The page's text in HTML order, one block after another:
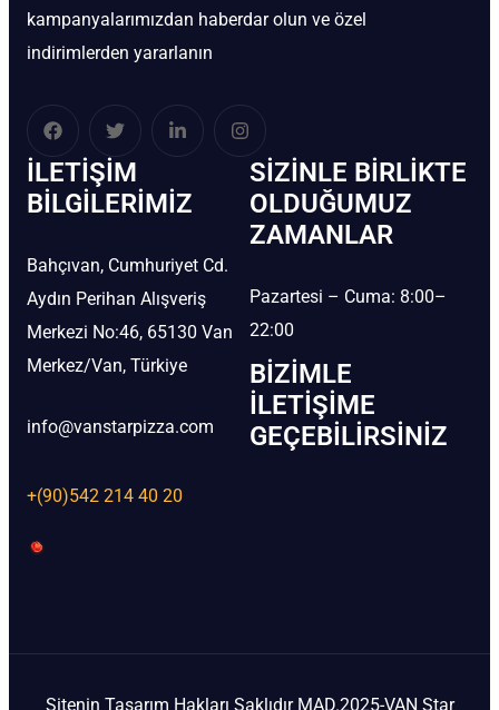
kampanyalarımızdan haberdar olun ve özel
indirimlerden yararlanın
İLETIŞIM
BİLGILERIMIZ
Bahçıvan, Cumhuriyet Cd.
Aydın Perihan Alışveriş
Merkezi No:46, 65130 Van
Merkez/Van, Türkiye
info@vanstarpizza.com
+(90)542 214 40 20
SIZINLE BIRLIKTE
OLDUĞUMUZ
ZAMANLAR
Pazartesi – Cuma: 8:00–
22:00
BIZIMLE
İLETIŞIME
GEÇEBILIRSINIZ
Sitenin Tasarım Hakları Saklıdır MAD.2025-VAN Star